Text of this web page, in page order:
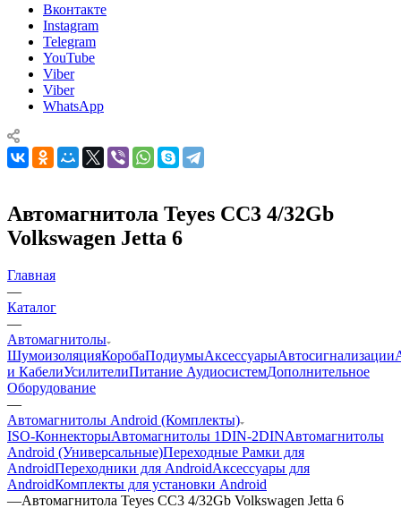
Вконтакте
Instagram
Telegram
YouTube
Viber
Viber
WhatsApp
Автомагнитола Teyes CC3 4/32Gb
Volkswagen Jetta 6
Главная
—
Каталог
—
Автомагнитолы
ШумоизоляцияКоробаПодиумыАксессуарыАвтосигнализации
и КабелиУсилителиПитание АудиосистемДополнительное
Оборудование
—
Автомагнитолы Android (Комплекты)
ISO-КоннекторыАвтомагнитолы 1DIN-2DINАвтомагнитолы
Android (Универсальные)Переходные Рамки для
AndroidПереходники для AndroidАксессуары для
AndroidКомплекты для установки Android
—Автомагнитола Teyes CC3 4/32Gb Volkswagen Jetta 6